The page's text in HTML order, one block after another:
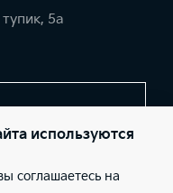
5а
Филиал «Центр»
используются
соглашаетесь на